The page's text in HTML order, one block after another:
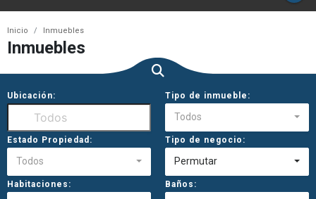
Inicio Inmuebles
Inmuebles
Ubicación: Tipo de inmueble:
Todos
Estado Propiedad:
Todos
Tipo de negocio:
Permutar
Habitaciones: Baños: